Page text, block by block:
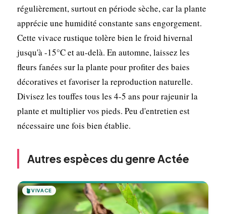
régulièrement, surtout en période sèche, car la plante
apprécie une humidité constante sans engorgement.
Cette vivace rustique tolère bien le froid hivernal
jusqu'à -15°C et au-delà. En automne, laissez les
fleurs fanées sur la plante pour profiter des baies
décoratives et favoriser la reproduction naturelle.
Divisez les touffes tous les 4-5 ans pour rajeunir la
plante et multiplier vos pieds. Peu d'entretien est
nécessaire une fois bien établie.
Autres espèces du genre Actée
🪴VIVACE